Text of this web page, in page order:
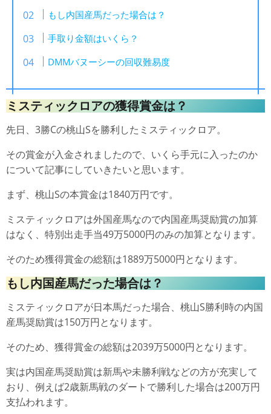
もし内国産馬だった場合は？
手取り金額はいくら？
DMMバヌーシーの回収難易度
ミスティックロアの獲得賞金は？
先日、3勝Cの桃山Sを勝利したミスティックロア。
その賞金が入金されましたので、いくら手元に入ったのか
について記事にしていきたいと思います。
まず、桃山Sの本賞金は1840万円です。
ミスティックロアは外国産馬なので内国産馬奨励賞の加算
はなく、特別出走手当49万5000円のみの加算となります。
そのため獲得賞金の総額は1889万5000円となります。
もし内国産馬だった場合は？
ミスティックロアが日本馬だった場合、桃山S勝利時の内国
産馬奨励賞は150万円となります。
そのため、獲得賞金の総額は2039万5000円となります。
実は内国産馬奨励賞は新馬や未勝利戦などの方が充実して
おり、例えば2歳新馬戦のダートで勝利した場合は200万円
支払われます。